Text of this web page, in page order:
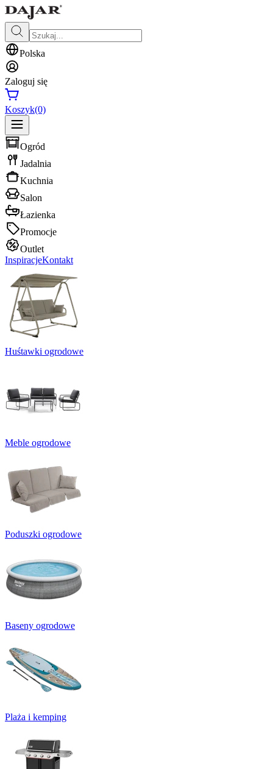
Polska
Zaloguj się
Koszyk(0)
Ogród
Jadalnia
Kuchnia
Salon
Łazienka
Promocje
Outlet
InspiracjeKontakt
Huśtawki ogrodowe
Meble ogrodowe
Poduszki ogrodowe
Baseny ogrodowe
Plaża i kemping